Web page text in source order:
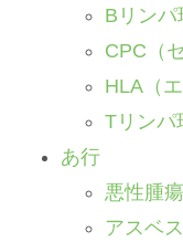
Bリンパ
CPC（
HLA（
Tリンパ
あ行
悪性腫
アスベ